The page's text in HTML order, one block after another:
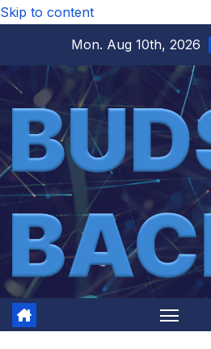
Skip to content
Mon. Aug 10th, 2026